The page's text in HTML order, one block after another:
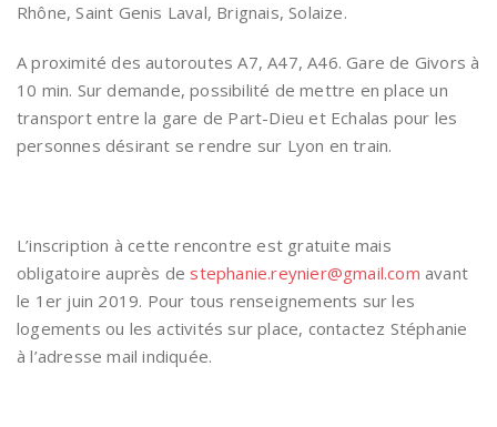
Rhône, Saint Genis Laval, Brignais, Solaize.
A proximité des autoroutes A7, A47, A46. Gare de Givors à
10 min. Sur demande, possibilité de mettre en place un
transport entre la gare de Part-Dieu et Echalas pour les
personnes désirant se rendre sur Lyon en train.
L’inscription à cette rencontre est gratuite mais
obligatoire auprès de stephanie.reynier@gmail.com avant
le 1er juin 2019. Pour tous renseignements sur les
logements ou les activités sur place, contactez Stéphanie
à l’adresse mail indiquée.